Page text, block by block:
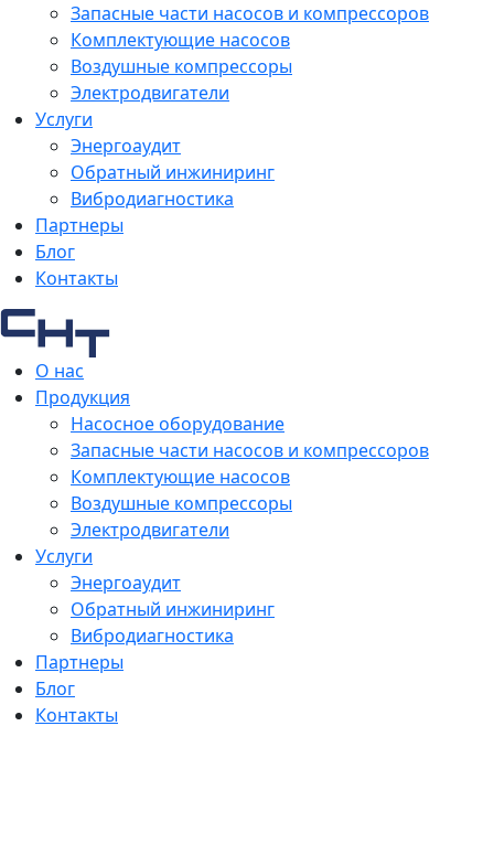
Запасные части насосов и компрессоров
Комплектующие насосов
Воздушные компрессоры
Электродвигатели
Услуги
Энергоаудит
Обратный инжиниринг
Вибродиагностика
Партнеры
Блог
Контакты
О нас
Продукция
Насосное оборудование
Запасные части насосов и компрессоров
Комплектующие насосов
Воздушные компрессоры
Электродвигатели
Услуги
Энергоаудит
Обратный инжиниринг
Вибродиагностика
Партнеры
Блог
Контакты